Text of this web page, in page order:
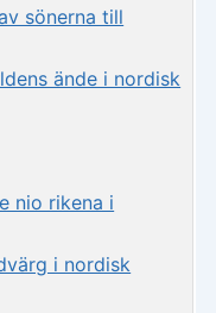
sönerna till
ände i nordisk
nio rikena i
i nordisk